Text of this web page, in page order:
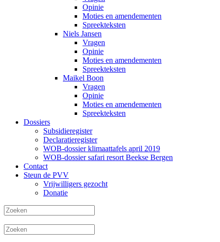
Opinie
Moties en amendementen
Spreekteksten
Niels Jansen
Vragen
Opinie
Moties en amendementen
Spreekteksten
Maikel Boon
Vragen
Opinie
Moties en amendementen
Spreekteksten
Dossiers
Subsidieregister
Declaratieregister
WOB-dossier klimaattafels april 2019
WOB-dossier safari resort Beekse Bergen
Contact
Steun de PVV
Vrijwilligers gezocht
Donatie